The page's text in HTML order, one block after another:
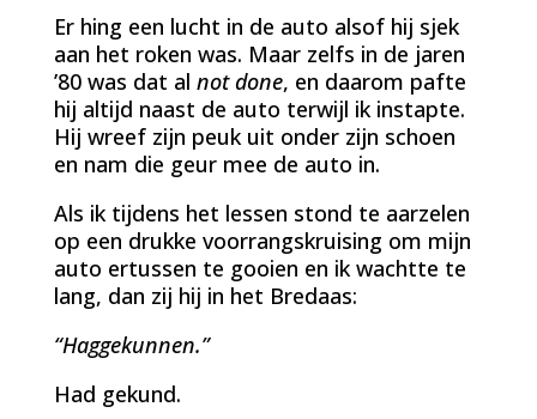
Er hing een lucht in de auto alsof hij sjek
aan het roken was. Maar zelfs in de jaren
’80 was dat al not done, en daarom pafte
hij altijd naast de auto terwijl ik instapte.
Hij wreef zijn peuk uit onder zijn schoen
en nam die geur mee de auto in.
Als ik tijdens het lessen stond te aarzelen
op een drukke voorrangskruising om mijn
auto ertussen te gooien en ik wachtte te
lang, dan zij hij in het Bredaas:
“Haggekunnen.”
Had gekund.